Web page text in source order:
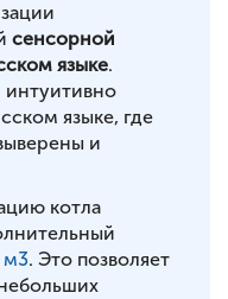
сенсорной
языке.
языке, где
и
котла
м3. Это позволяет